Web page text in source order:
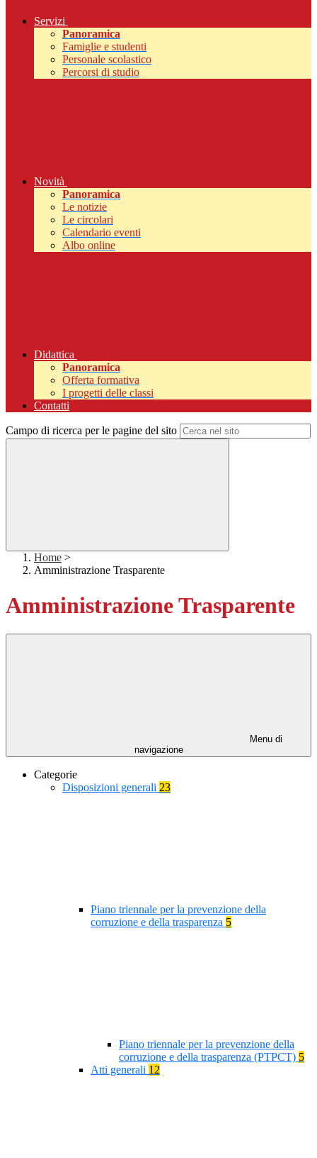
Servizi
Panoramica
Famiglie e studenti
Personale scolastico
Percorsi di studio
Novità
Panoramica
Le notizie
Le circolari
Calendario eventi
Albo online
Didattica
Panoramica
Offerta formativa
I progetti delle classi
Contatti
Campo di ricerca per le pagine del sito
Home >
Amministrazione Trasparente
Amministrazione Trasparente
Menu di
navigazione
Categorie
Disposizioni generali 23
Piano triennale per la prevenzione della
corruzione e della trasparenza 5
Piano triennale per la prevenzione della
corruzione e della trasparenza (PTPCT) 5
Atti generali 12